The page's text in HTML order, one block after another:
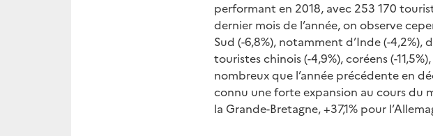
performant en 2018, avec 253 170
dernier mois de l’année, on observe
Sud (-6,8%), notamment d’Inde (-4,2%),
touristes chinois (-4,9%), coréens (-
nombreux que l’année précédente en
connu une forte expansion au cours du
la Grande-Bretagne, +37,1% pour